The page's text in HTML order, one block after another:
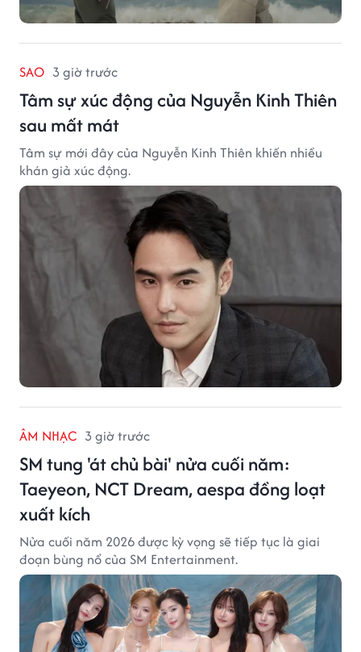
SAO 3 giờ trước
Tâm sự xúc động của Nguyễn Kinh Thiên
sau mất mát
Tâm sự mới đây của Nguyễn Kinh Thiên khiến nhiều
khán giả xúc động.
ÂM NHẠC 3 giờ trước
SM tung 'át chủ bài' nửa cuối năm:
Taeyeon, NCT Dream, aespa đồng loạt
xuất kích
Nửa cuối năm 2026 được kỳ vọng sẽ tiếp tục là giai
đoạn bùng nổ của SM Entertainment.